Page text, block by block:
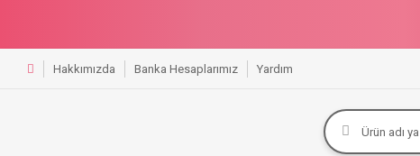
Hakkımızda Banka Hesaplarımız Yardım